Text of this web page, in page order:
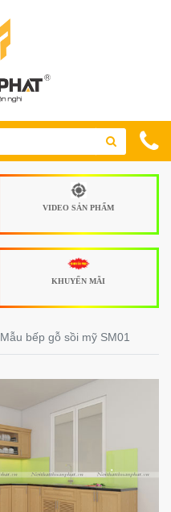
VIDEO SẢN PHẨM
KHUYẾN MÃI
Mẫu bếp gỗ sồi mỹ SM01